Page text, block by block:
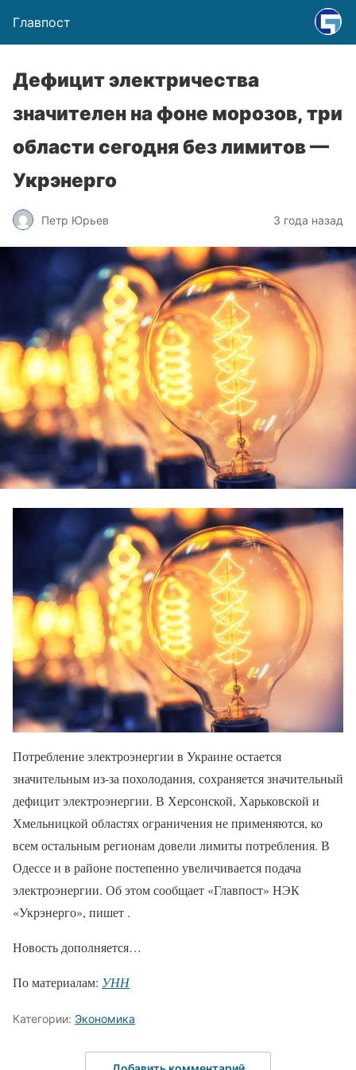
Главпост
Дефицит электричества
значителен на фоне морозов, три
области сегодня без лимитов —
Укрэнерго
Петр Юрьев 3 года назад
Потребление электроэнергии в Украине остается
значительным из-за похолодания, сохраняется значительный
дефицит электроэнергии. В Херсонской, Харьковской и
Хмельницкой областях ограничения не применяются, ко
всем остальным регионам довели лимиты потребления. В
Одессе и в районе постепенно увеличивается подача
электроэнергии. Об этом сообщает «Главпост» НЭК
«Укрэнерго», пишет .
Новость дополняется…
По материалам: УНН
Категории: Экономика